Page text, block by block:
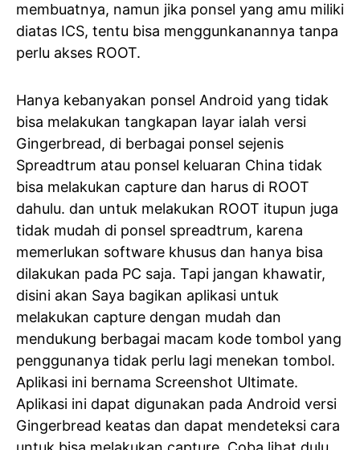
membuatnya, namun jika ponsel yang amu miliki
diatas ICS, tentu bisa menggunkanannya tanpa
perlu akses ROOT.
Hanya kebanyakan ponsel Android yang tidak
bisa melakukan tangkapan layar ialah versi
Gingerbread, di berbagai ponsel sejenis
Spreadtrum atau ponsel keluaran China tidak
bisa melakukan capture dan harus di ROOT
dahulu. dan untuk melakukan ROOT itupun juga
tidak mudah di ponsel spreadtrum, karena
memerlukan software khusus dan hanya bisa
dilakukan pada PC saja. Tapi jangan khawatir,
disini akan Saya bagikan aplikasi untuk
melakukan capture dengan mudah dan
mendukung berbagai macam kode tombol yang
penggunanya tidak perlu lagi menekan tombol.
Aplikasi ini bernama Screenshot Ultimate.
Aplikasi ini dapat digunakan pada Android versi
Gingerbread keatas dan dapat mendeteksi cara